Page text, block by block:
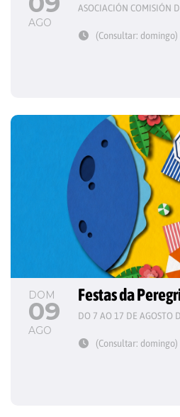
AGO
ASOCIACIÓN COMISIÓN
(Consultar: domingo)
DOM
09
AGO
Festas da
DO 7 AO 17 DE AGOSTO
(Consultar: domingo)